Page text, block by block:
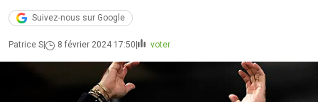
Suivez-nous sur Google
Patrice S 8 février 2024 17:50 voter